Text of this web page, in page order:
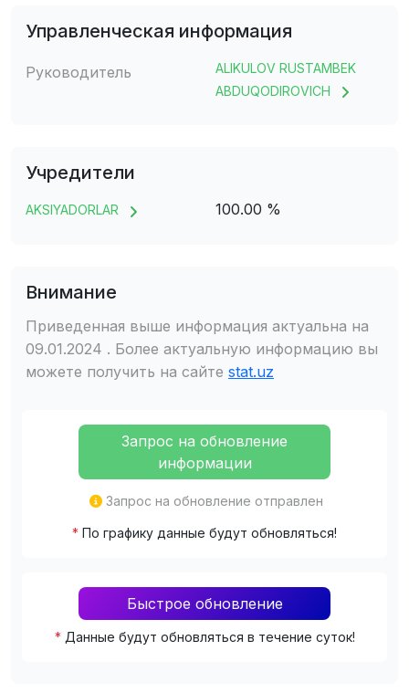
Управленческая информация
Руководитель
ALIKULOV RUSTAMBEK
ABDUQODIROVICH
Учредители
AKSIYADORLAR 100.00 %
Внимание
Приведенная выше информация актуальна на
09.01.2024 . Более актуальную информацию вы
можете получить на сайте stat.uz
Запрос на обновление
информации
Запрос на обновление отправлен
* По графику данные будут обновляться!
Быстрое обновление
* Данные будут обновляться в течение суток!